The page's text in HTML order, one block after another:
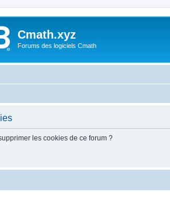
Cmath.xyz
Forums des logiciels Cmath
les cookies de ce forum ?